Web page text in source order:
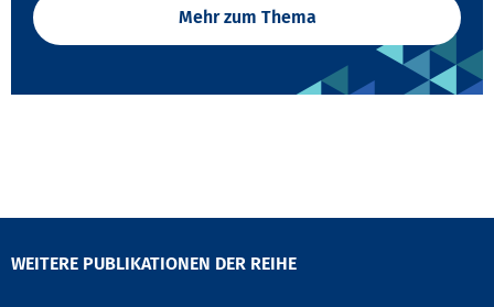
Mehr zum Thema
WEITERE PUBLIKATIONEN DER REIHE